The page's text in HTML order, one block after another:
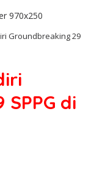
Groundbreaking 29
di